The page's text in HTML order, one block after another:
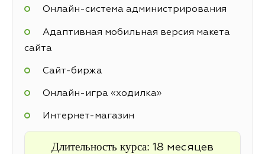
Онлайн-система администрирования
Адаптивная мобильная версия макета
сайта
Cайт-биржа
Онлайн-игра «ходилка»
Интернет-магазин
Длительность курса: 18 месяцев